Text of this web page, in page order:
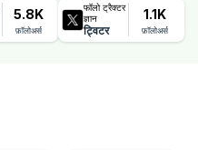
5.8K
फ़ॉलोअर्स
फॉलो ट्रैक्टर
ज्ञान
ट्विटर
1.1K
फ़ॉलोअर्स